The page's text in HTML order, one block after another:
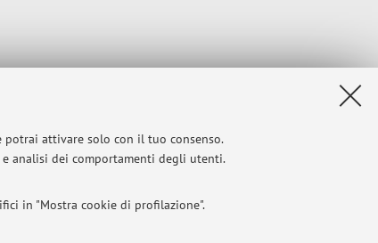
attivare solo con il tuo consenso.
analisi dei comportamenti degli utenti.
in "Mostra cookie di profilazione".